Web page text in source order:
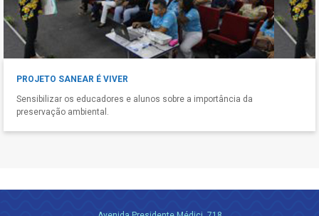
PROJETO SANEAR É VIVER
Sensibilizar os educadores e alunos sobre a importância da
preservação ambiental.